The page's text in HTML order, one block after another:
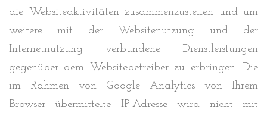
die Websiteaktivitäten zusammenzustellen und um
weitere mit der Websitenutzung und der
Internetnutzung verbundene Dienstleistungen
gegenüber dem Websitebetreiber zu erbringen. Die
im Rahmen von Google Analytics von Ihrem
Browser übermittelte IP-Adresse wird nicht mit